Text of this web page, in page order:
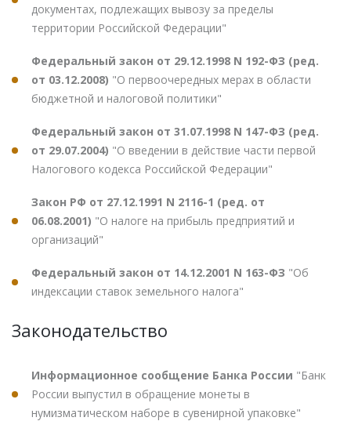
документах, подлежащих вывозу за пределы
территории Российской Федерации"
Федеральный закон от 29.12.1998 N 192-ФЗ (ред.
от 03.12.2008) "О первоочередных мерах в области
бюджетной и налоговой политики"
Федеральный закон от 31.07.1998 N 147-ФЗ (ред.
от 29.07.2004) "О введении в действие части первой
Налогового кодекса Российской Федерации"
Закон РФ от 27.12.1991 N 2116-1 (ред. от
06.08.2001) "О налоге на прибыль предприятий и
организаций"
Федеральный закон от 14.12.2001 N 163-ФЗ "Об
индексации ставок земельного налога"
Законодательство
Информационное сообщение Банка России "Банк
России выпустил в обращение монеты в
нумизматическом наборе в сувенирной упаковке"